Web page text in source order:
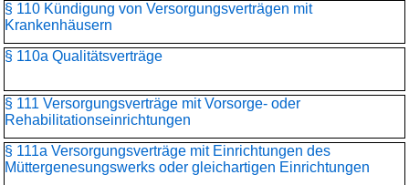
§ 110 Kündigung von Versorgungsverträgen mit
Krankenhäusern
§ 110a Qualitätsverträge
§ 111 Versorgungsverträge mit Vorsorge- oder
Rehabilitationseinrichtungen
§ 111a Versorgungsverträge mit Einrichtungen des
Müttergenesungswerks oder gleichartigen Einrichtungen